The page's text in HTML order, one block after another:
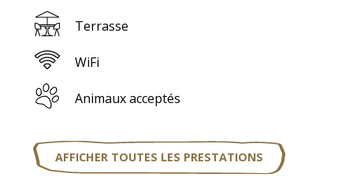
Terrasse
WiFi
Animaux acceptés
AFFICHER TOUTES LES PRESTATIONS